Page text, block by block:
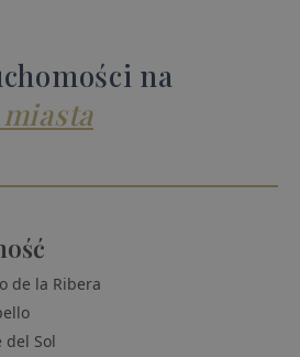
na
de la Ribera
del Sol